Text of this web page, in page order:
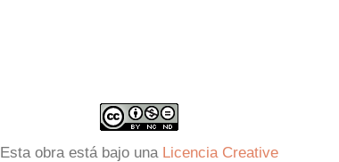
Esta obra está bajo una Licencia Creative